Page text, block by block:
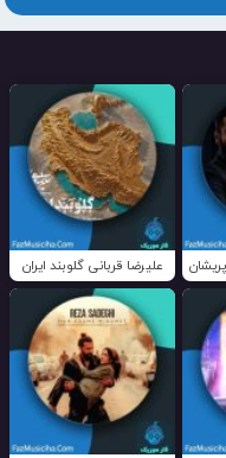
علیرضا قربانی گلوبند ایران